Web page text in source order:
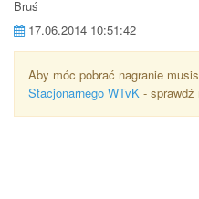
Bruś
17.06.2014 10:51:42
Aby móc pobrać nagranie
Stacjonarnego WTvK - sprawdź